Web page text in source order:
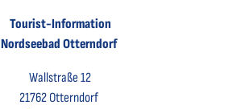
Tourist-Information
Nordseebad Otterndorf
Wallstraße 12
21762 Otterndorf